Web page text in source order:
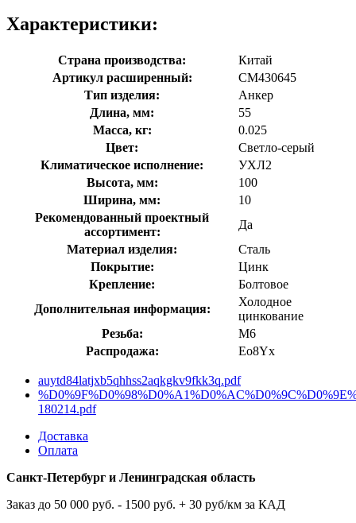
Характеристики:
Страна производства:
Китай
Артикул расширенный:
CM430645
Тип изделия:
Анкер
Длина, мм:
55
Масса, кг:
0.025
Цвет:
Светло-серый
Климатическое исполнение:
УХЛ2
Высота, мм:
100
Ширина, мм:
10
Рекомендованный проектный
ассортимент:
Да
Материал изделия:
Сталь
Покрытие:
Цинк
Крепление:
Болтовое
Дополнительная информация:
Холодное
цинкование
Резьба:
M6
Распродажа:
Eo8Yx
auytd84latjxb5qhhss2aqkgkv9fkk3q.pdf
180214.pdf
Доставка
Оплата
Санкт-Петербург и Ленинградская область
Заказ до 50 000 руб. - 1500 руб. + 30 руб/км за КАД